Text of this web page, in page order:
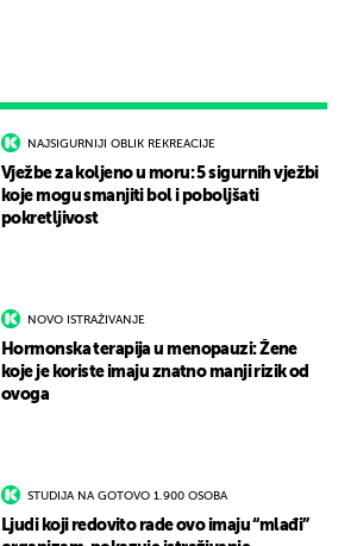
NAJSIGURNIJI OBLIK REKREACIJE
Vježbe za koljeno u moru: 5 sigurnih vježbi
koje mogu smanjiti bol i poboljšati
pokretljivost
NOVO ISTRAŽIVANJE
Hormonska terapija u menopauzi: Žene
koje je koriste imaju znatno manji rizik od
ovoga
STUDIJA NA GOTOVO 1.900 OSOBA
Ljudi koji redovito rade ovo imaju “mlađi”